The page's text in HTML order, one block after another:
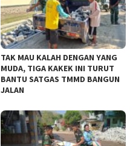
TAK MAU KALAH DENGAN YANG
MUDA, TIGA KAKEK INI TURUT
BANTU SATGAS TMMD BANGUN
JALAN